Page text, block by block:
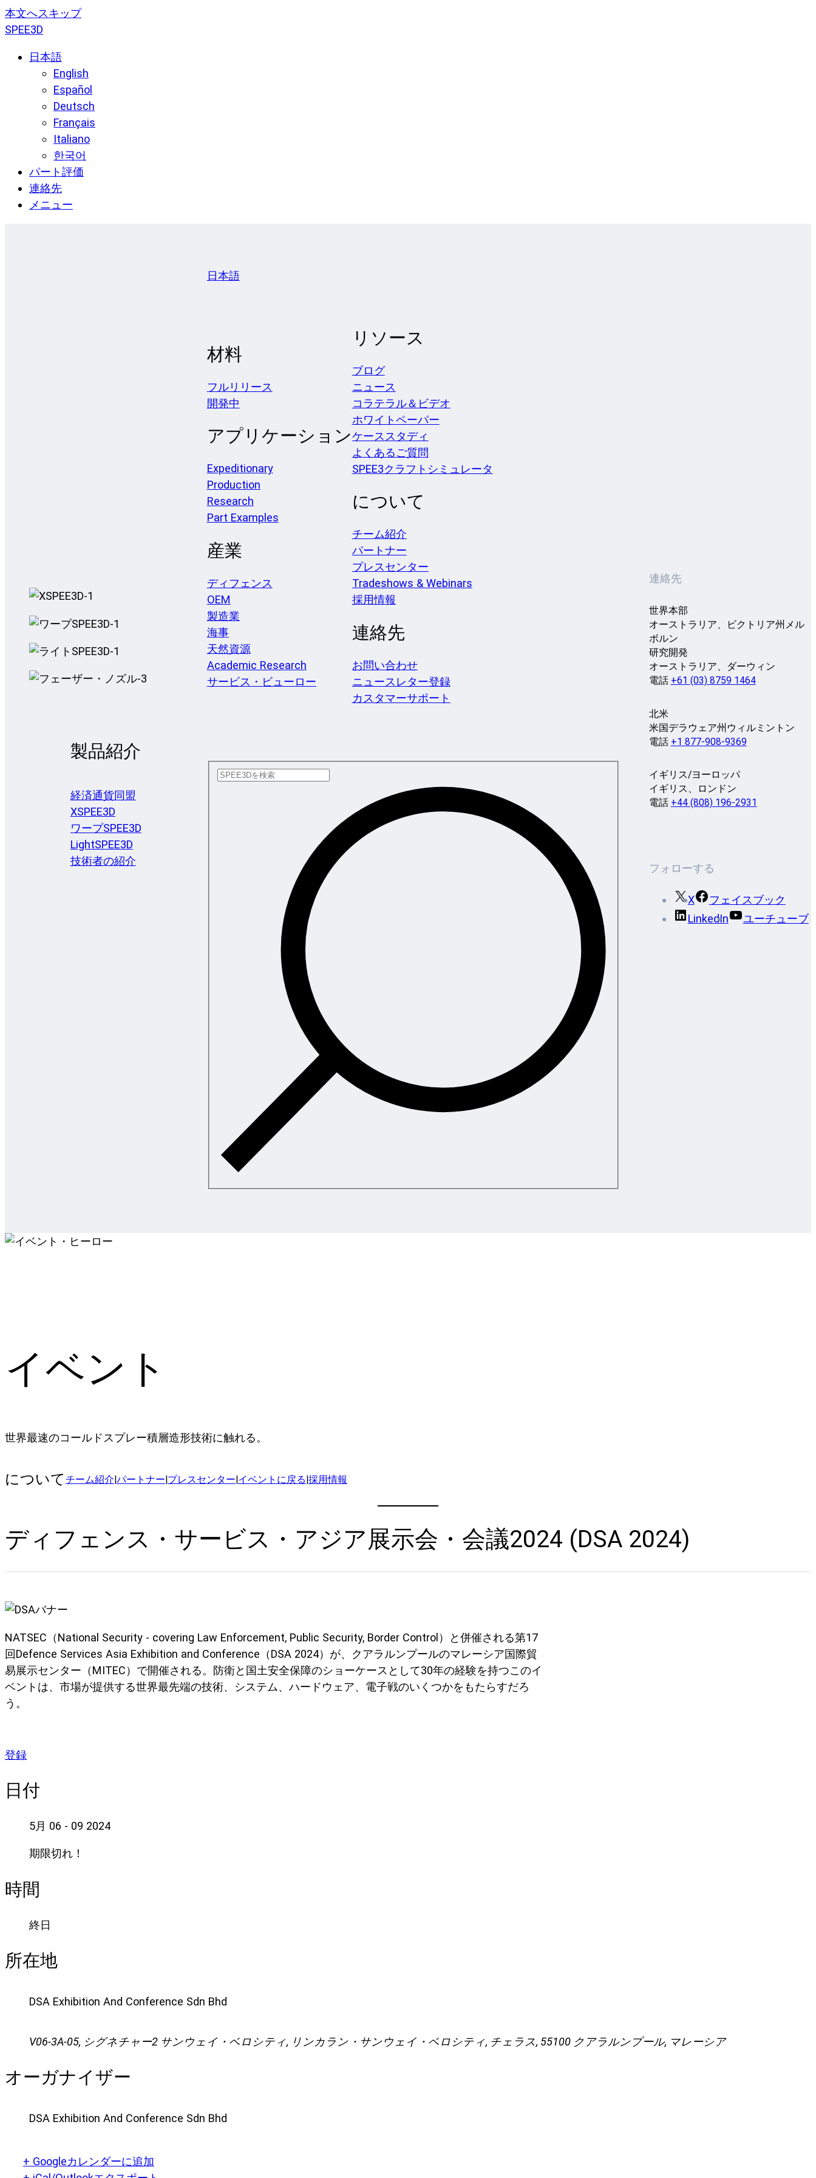
本文へスキップ
SPEE3D
日本語
English
Español
Deutsch
Français
Italiano
한국어
パート評価
連絡先
メニュー
製品紹介
経済通貨同盟
XSPEE3D
ワープSPEE3D
LightSPEE3D
技術者の紹介
日本語
材料
フルリリース
開発中
アプリケーション
Expeditionary
Production
Research
Part Examples
産業
ディフェンス
OEM
製造業
海事
天然資源
Academic Research
サービス・ビューロー
リソース
ブログ
ニュース
コラテラル＆ビデオ
ホワイトペーパー
ケーススタディ
よくあるご質問
SPEE3クラフトシミュレータ
について
チーム紹介
パートナー
プレスセンター
Tradeshows & Webinars
採用情報
連絡先
お問い合わせ
ニュースレター登録
カスタマーサポート
連絡先
世界本部
オーストラリア、ビクトリア州メル
ボルン
研究開発
オーストラリア、ダーウィン
電話 +61 (03) 8759 1464
北米
米国デラウェア州ウィルミントン
電話 +1 877-908-9369
イギリス/ヨーロッパ
イギリス、ロンドン
電話 +44 (808) 196-2931
フォローする
X
フェイスブック
LinkedIn
ユーチューブ
イベント
世界最速のコールドスプレー積層造形技術に触れる。
について チーム紹介|パートナー|プレスセンター|イベントに戻る|採用情報
ディフェンス・サービス・アジア展示会・会議2024 (DSA 2024)
NATSEC（National Security - covering Law Enforcement, Public Security, Border Control）と併催される第17
回Defence Services Asia Exhibition and Conference（DSA 2024）が、クアラルンプールのマレーシア国際貿
易展示センター（MITEC）で開催される。防衛と国土安全保障のショーケースとして30年の経験を持つこのイ
ベントは、市場が提供する世界最先端の技術、システム、ハードウェア、電子戦のいくつかをもたらすだろ
う。
登録
日付
5月 06 - 09 2024
期限切れ！
時間
終日
所在地
DSA Exhibition And Conference Sdn Bhd
V06-3A-05, シグネチャー2 サンウェイ・ベロシティ, リンカラン・サンウェイ・ベロシティ, チェラス, 55100 クアラルンプール, マレーシア
オーガナイザー
DSA Exhibition And Conference Sdn Bhd
+ Googleカレンダーに追加